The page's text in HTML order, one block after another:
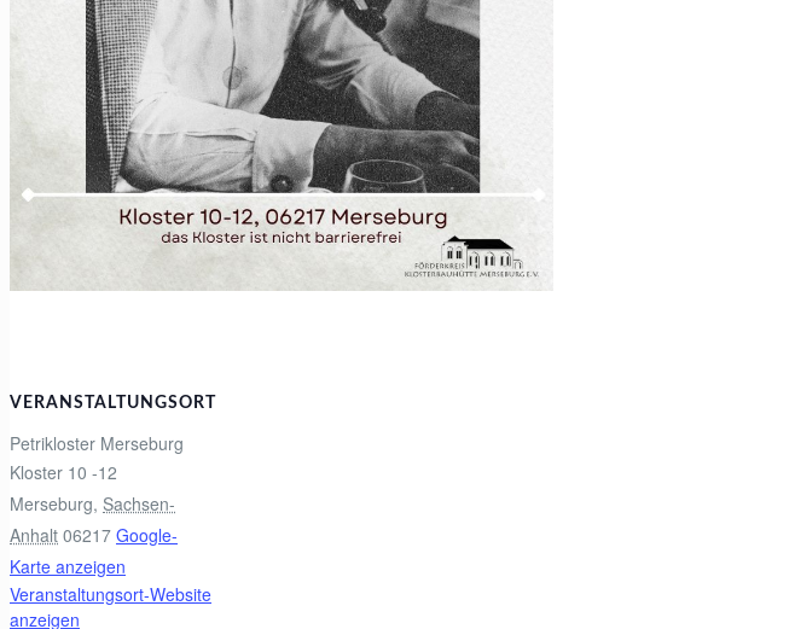
VERANSTALTUNGSORT
Petrikloster Merseburg
Kloster 10 -12
Merseburg, Sachsen-
Anhalt 06217 Google-
Karte anzeigen
Veranstaltungsort-Website
anzeigen